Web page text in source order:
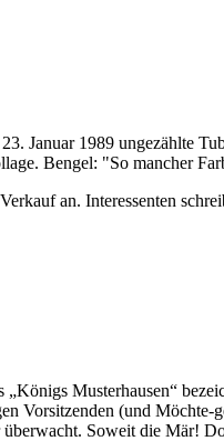
Januar 1989 ungezählte
Bengel: "So mancher
an. Interessenten
Musterhausen“
Vorsitzenden (und
Soweit die Mär!